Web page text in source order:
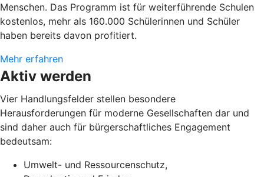
Menschen. Das Programm ist für weiterführende Schulen
kostenlos, mehr als 160.000 Schülerinnen und Schüler
haben bereits davon profitiert.
Mehr erfahren
Aktiv werden
Vier Handlungsfelder stellen besondere
Herausforderungen für moderne Gesellschaften dar und
sind daher auch für bürgerschaftliches Engagement
bedeutsam:
Umwelt- und Ressourcenschutz,